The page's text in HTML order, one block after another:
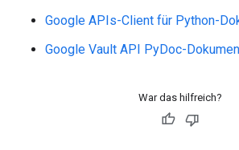
Google APIs-Client für Python-
Google Vault API PyDoc-
War das hilfreich?